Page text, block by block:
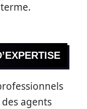
agents